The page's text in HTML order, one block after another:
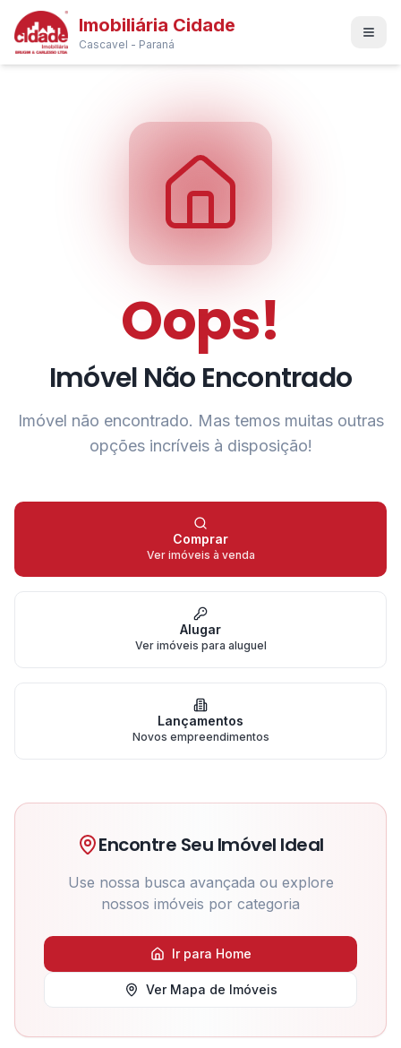
Imobiliária Cidade
Cascavel - Paraná
Oops!
Imóvel Não Encontrado
Imóvel não encontrado. Mas temos muitas outras
opções incríveis à disposição!
Comprar
Ver imóveis à venda
Alugar
Ver imóveis para aluguel
Lançamentos
Novos empreendimentos
Encontre Seu Imóvel Ideal
Use nossa busca avançada ou explore
nossos imóveis por categoria
Ir para Home
Ver Mapa de Imóveis